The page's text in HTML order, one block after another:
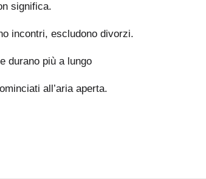
significa.
incontri, escludono divorzi.
durano più a lungo
all’aria aperta.